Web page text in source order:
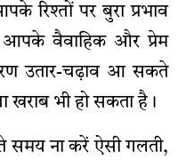
रिश्तों पर बुरा प्रभाव
वैवाहिक और प्रेम
उतार-चढ़ाव आ सकते
खराब भी हो सकता है।